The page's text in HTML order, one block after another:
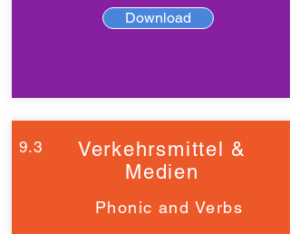
Download
9.3
Verkehrsmittel &
Medien
Phonic and Verbs